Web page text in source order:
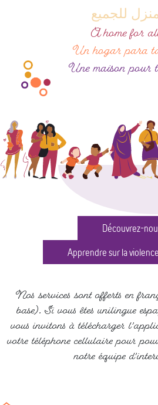
للجميع
A home for
Un hogar para
Une maison pour
Découvrez-
Apprendre sur la
Nos services sont offerts en
base). Si vous êtes unilingue
vous invitons à télécharger
votre téléphone cellulaire pour
notre équipe